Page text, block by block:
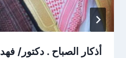
أذكار الصباح . دكتور/